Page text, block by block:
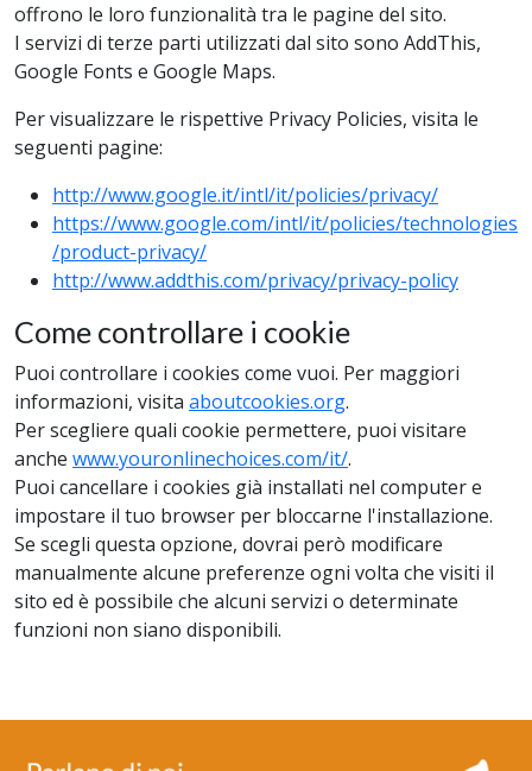
offrono le loro funzionalità tra le pagine del sito.
I servizi di terze parti utilizzati dal sito sono AddThis,
Google Fonts e Google Maps.
Per visualizzare le rispettive Privacy Policies, visita le
seguenti pagine:
http://www.google.it/intl/it/policies/privacy/
https://www.google.com/intl/it/policies/technologies
/product-privacy/
http://www.addthis.com/privacy/privacy-policy
Come controllare i cookie
Puoi controllare i cookies come vuoi. Per maggiori
informazioni, visita aboutcookies.org.
Per scegliere quali cookie permettere, puoi visitare
anche www.youronlinechoices.com/it/.
Puoi cancellare i cookies già installati nel computer e
impostare il tuo browser per bloccarne l'installazione.
Se scegli questa opzione, dovrai però modificare
manualmente alcune preferenze ogni volta che visiti il
sito ed è possibile che alcuni servizi o determinate
funzioni non siano disponibili.